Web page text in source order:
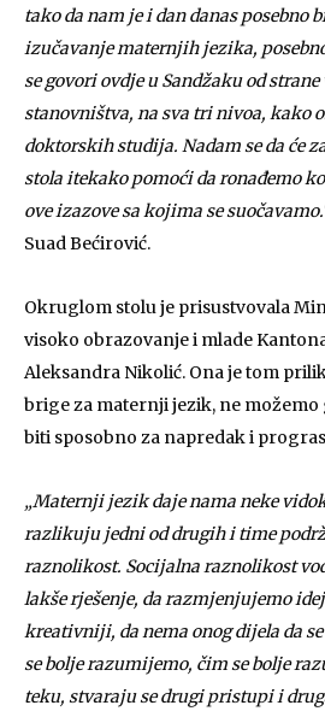
tako da nam je i dan danas posebno
izučavanje maternjih jezika,
se govori ovdje u Sandžaku od
stanovništva, na sva tri nivoa, kako
doktorskih studija. Nadam se da će
stola itekako pomoći da ronađemo
ove izazove sa kojima se
Suad Bećirović.
Okruglom stolu je prisustvovala
visoko obrazovanje i mlade
Aleksandra Nikolić. Ona je tom
brige za maternji jezik, ne
biti sposobno za napredak i
„Maternji jezik daje nama neke
razlikuju jedni od drugih i time
raznolikost. Socijalna raznolikost
lakše rješenje, da razmjenjujemo
kreativniji, da nema onog dijela da
se bolje razumijemo, čim se bolje
teku, stvaraju se drugi pristupi i